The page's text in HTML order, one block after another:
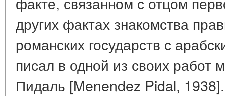
других фактах знакомства
романских государств с
писал в одной из своих работ
Пидаль [Menendez Pidal, 1938].